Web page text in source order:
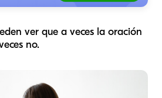
ver que a veces la oración
no.